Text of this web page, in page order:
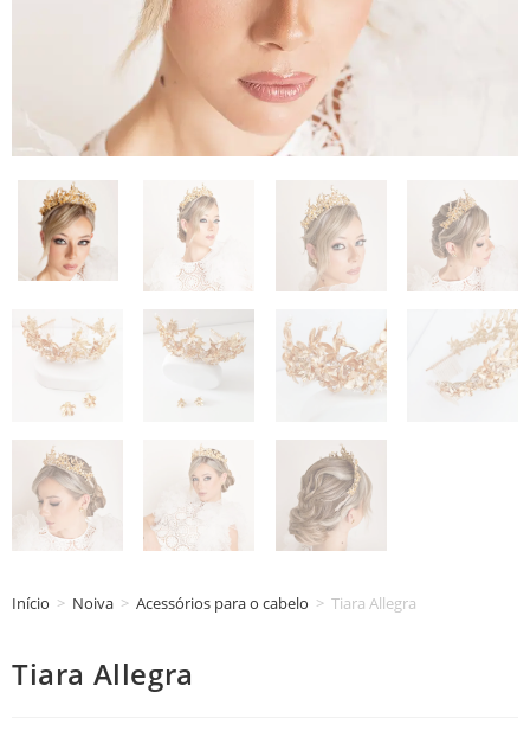
Início > Noiva > Acessórios para o cabelo > Tiara Allegra
Tiara Allegra